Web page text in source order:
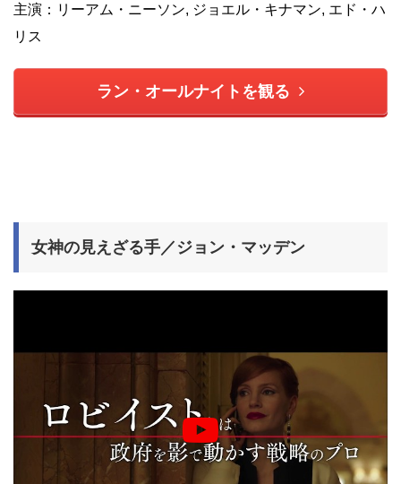
主演：リーアム・ニーソン, ジョエル・キナマン, エド・ハ
リス
ラン・オールナイトを観る
女神の見えざる手／ジョン・マッデン